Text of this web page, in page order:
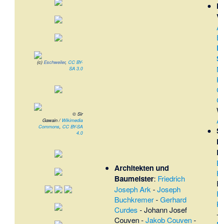
(c)Eschweiler,CC BY-
SA 3.0
© Sir
Gawain / Wikimedia
Commons,CC BY-SA
4.0
Architekten und
Baumeister: Friedrich
Joseph Ark -Joseph
Buchkremer-Gerhard
Curdes -Johann Josef
Couven-Jakob Couven-